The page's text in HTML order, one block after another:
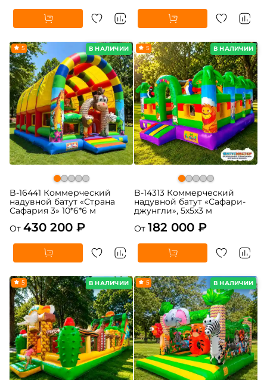
В НАЛИЧИИ
5
B-16441 Коммерческий
надувной батут «Страна
Сафария 3» 10*6*6 м
От 430 200 ₽
В НАЛИЧИИ
5
B-14313 Коммерческий
надувной батут «Сафари-
джунгли», 5x5x3 м
От 182 000 ₽
В НАЛИЧИИ
5 В НАЛИЧИИ
5